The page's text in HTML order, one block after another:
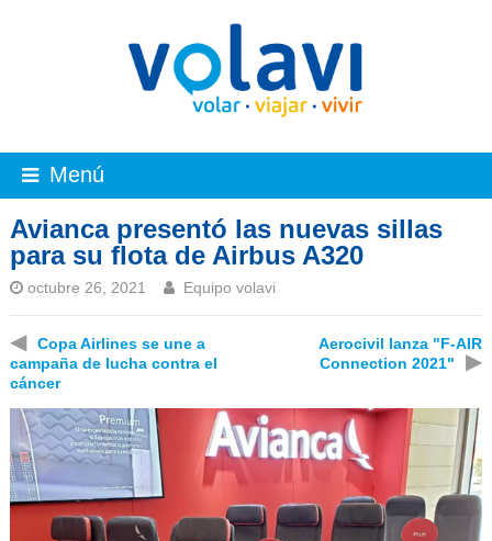
Menú
Avianca presentó las nuevas sillas
para su flota de Airbus A320
octubre 26, 2021 Equipo volavi
◀
Copa Airlines se une a
campaña de lucha contra el
cáncer
Aerocivil lanza "F-AIR
Connection 2021"
▶